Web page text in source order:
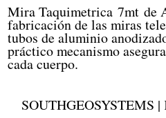
Mira Taquimetrica 7mt de
fabricación de las miras
tubos de aluminio
práctico mecanismo
cada cuerpo.
SOUTHGEOSYSTEMS